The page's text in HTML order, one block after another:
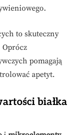
to skuteczny
Oprócz
pomagają
apetyt.
białka